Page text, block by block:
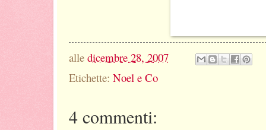
alle dicembre 28, 2007
Etichette: Noel e Co
4 commenti: